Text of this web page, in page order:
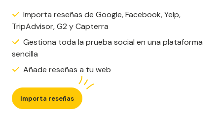
Importa reseñas de Google, Facebook, Yelp,
TripAdvisor, G2 y Capterra
Gestiona toda la prueba social en una plataforma
sencilla
Añade reseñas a tu web
Importa reseñas